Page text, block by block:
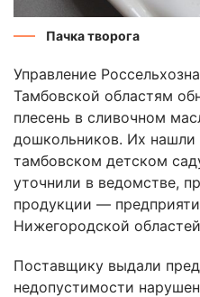
Пачка творога
Управление
Тамбовской областям
плесень в сливочном
дошкольников. Их нашли
тамбовском детском
уточнили в ведомстве,
продукции —
Нижегородской
Поставщику выдали
недопустимости